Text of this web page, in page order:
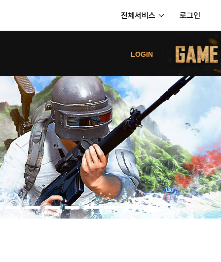
전체서비스 로그인
내정보
보안센터
고객센터
공지사항
카카오게임즈 PC방
게임코인
게임시간선택제
청
LOGIN